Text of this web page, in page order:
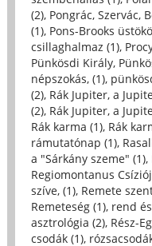
(2), Pongrác, Szervác,
(1), Pons-Brooks
csillaghalmaz (1),
Pünkösdi Király,
népszokás, (1),
(2), Rák Jupiter, a
(2), Rák Jupiter, a
Rák karma (1), Rák
rámutatónap (1),
a "Sárkány szeme" (1),
Regiomontanus
szíve, (1), Remete
Remeteség (1), rend
asztrológia (2), Rész-
csodák (1),